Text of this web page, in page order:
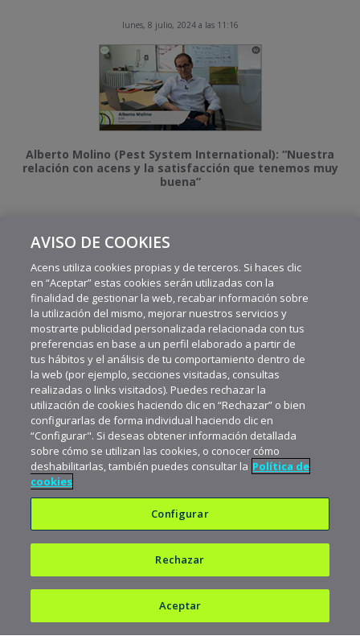
lunes, 8 julio, 2024 a las 11:16
Alberto Molino (Pest System International): “Nuestra
relación con acens y la satisfacción que tenemos muy
buena”
MÁS VIDEOS RECIENTES
Política de privacidad
Política de cookies
Aviso legal
AVISO DE COOKIES
Acens utiliza cookies propias y de terceros. Si haces clic
en “Aceptar” estas cookies serán utilizadas con la
finalidad de gestionar la web, recabar información sobre
la utilización del mismo, mejorar nuestros servicios y
mostrarte publicidad personalizada relacionada con tus
preferencias en base a un perfil elaborado a partir de
tus hábitos y el análisis de tu comportamiento dentro de
la web (por ejemplo, secciones visitadas, consultas
realizadas o links visitados). Puedes rechazar la
utilización de cookies haciendo clic en “Rechazar” o bien
configurarlas de forma individual haciendo clic en
“Configurar". Si deseas obtener información detallada
sobre cómo se utilizan las cookies, o conocer cómo
deshabilitarlas, también puedes consultar la Política de
cookies
Configurar
Rechazar
Aceptar